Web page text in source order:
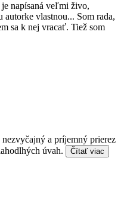
napísaná veľmi živo,
vlastnou... Som rada,
sa k nej vracať. Tiež som
a príjemný prierez
úvah.
Čítať viac